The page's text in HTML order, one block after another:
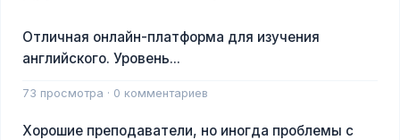
Отличная онлайн-платформа для изучения
английского. Уровень...
73 просмотра · 0 комментариев
Хорошие преподаватели, но иногда проблемы с